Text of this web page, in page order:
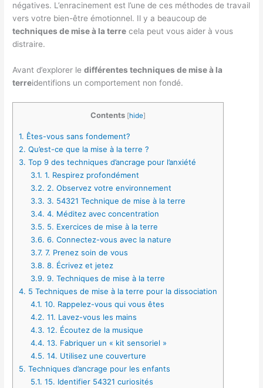
négatives. L’enracinement est l’une de ces méthodes de travail
vers votre bien-être émotionnel. Il y a beaucoup de
techniques de mise à la terre cela peut vous aider à vous
distraire.
Avant d’explorer ledifférentes techniques de mise à la
terreidentifions un comportement non fondé.
Contents [hide]
1. Êtes-vous sans fondement?
2. Qu’est-ce que la mise à la terre ?
3. Top 9 des techniques d’ancrage pour l’anxiété
3.1. 1. Respirez profondément
3.2. 2. Observez votre environnement
3.3. 3. 54321 Technique de mise à la terre
3.4. 4. Méditez avec concentration
3.5. 5. Exercices de mise à la terre
3.6. 6. Connectez-vous avec la nature
3.7. 7. Prenez soin de vous
3.8. 8. Écrivez et jetez
3.9. 9. Techniques de mise à la terre
4. 5 Techniques de mise à la terre pour la dissociation
4.1. 10. Rappelez-vous qui vous êtes
4.2. 11. Lavez-vous les mains
4.3. 12. Écoutez de la musique
4.4. 13. Fabriquer un « kit sensoriel »
4.5. 14. Utilisez une couverture
5. Techniques d’ancrage pour les enfants
5.1. 15. Identifier 54321 curiosités